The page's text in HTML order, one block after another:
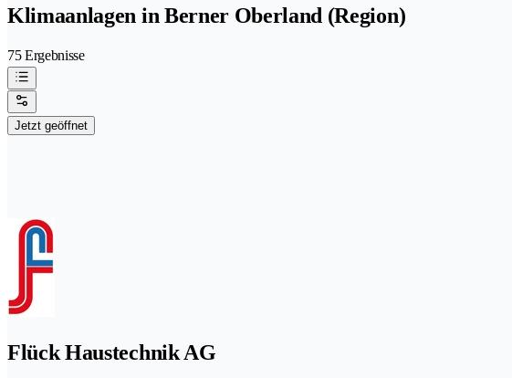
Klimaanlagen in Berner Oberland (Region)
75 Ergebnisse
Jetzt geöffnet
Flück Haustechnik AG